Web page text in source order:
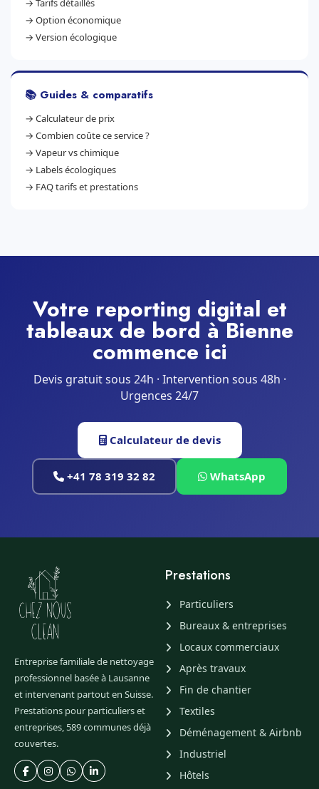
→ Tarifs détaillés
→ Option économique
→ Version écologique
📚 Guides & comparatifs
→ Calculateur de prix
→ Combien coûte ce service ?
→ Vapeur vs chimique
→ Labels écologiques
→ FAQ tarifs et prestations
Votre reporting digital et
tableaux de bord à Bienne
commence ici
Devis gratuit sous 24h · Intervention sous 48h ·
Urgences 24/7
Calculateur de devis
+41 78 319 32 82 WhatsApp
Entreprise familiale de nettoyage
professionnel basée à Lausanne
et intervenant partout en Suisse.
Prestations pour particuliers et
entreprises, 589 communes déjà
couvertes.
Prestations
Particuliers
Bureaux & entreprises
Locaux commerciaux
Après travaux
Fin de chantier
Textiles
Déménagement & Airbnb
Industriel
Hôtels